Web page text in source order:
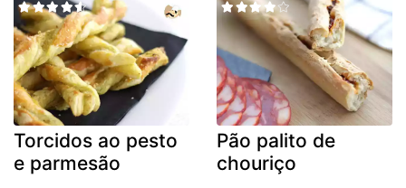
Torcidos ao pesto
e parmesão
Pão palito de
chouriço